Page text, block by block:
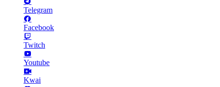
Telegram
Facebook
Twitch
Youtube
Kwai